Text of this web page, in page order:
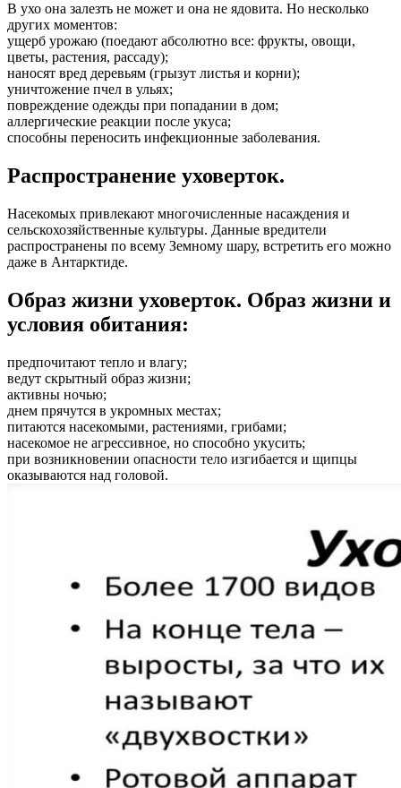
В ухо она залезть не может и она не ядовита. Но несколько
других моментов:
ущерб урожаю (поедают абсолютно все: фрукты, овощи,
цветы, растения, рассаду);
наносят вред деревьям (грызут листья и корни);
уничтожение пчел в ульях;
повреждение одежды при попадании в дом;
аллергические реакции после укуса;
способны переносить инфекционные заболевания.
Распространение уховерток.
Насекомых привлекают многочисленные насаждения и
сельскохозяйственные культуры. Данные вредители
распространены по всему Земному шару, встретить его можно
даже в Антарктиде.
Образ жизни уховерток. Образ жизни и
условия обитания:
предпочитают тепло и влагу;
ведут скрытный образ жизни;
активны ночью;
днем прячутся в укромных местах;
питаются насекомыми, растениями, грибами;
насекомое не агрессивное, но способно укусить;
при возникновении опасности тело изгибается и щипцы
оказываются над головой.